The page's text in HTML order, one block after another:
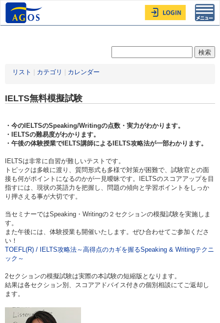
リスト カテゴリ カレンダー
IELTS無料模擬試験
・今のIELTSのSpeaking/Writingの点数・実力がわかります。
・IELTSの難易度がわかります。
・午後の体験授業でIELTS講師によるIELTS攻略法が一部わかります。
IELTSは非常に自習が難しいテストです。
トピックは多岐に渡り、質問形式も多様で対策が困難で、試験官との面
接も何がポイントになるのかが一見曖昧です。IELTSのスコアアップを目
指すには、現状の英語力を把握し、問題の傾向と学習ポイントをしっか
り押さえる事が大切です。
当セミナーではSpeaking・Writingの２セクションの模擬試験を実施しま
す。
また午後には、体験授業も開催いたします。ぜひ合わせてご参加くださ
い！
TOEFL(R) / IELTS攻略法～高得点のカギを握るSpeaking & Writingテクニ
ック～
2セクションの模擬試験は実際の本試験の短縮版となります。
結果は各セクション別、スコアアドバイス付きの個別相談にてご返却し
ます。